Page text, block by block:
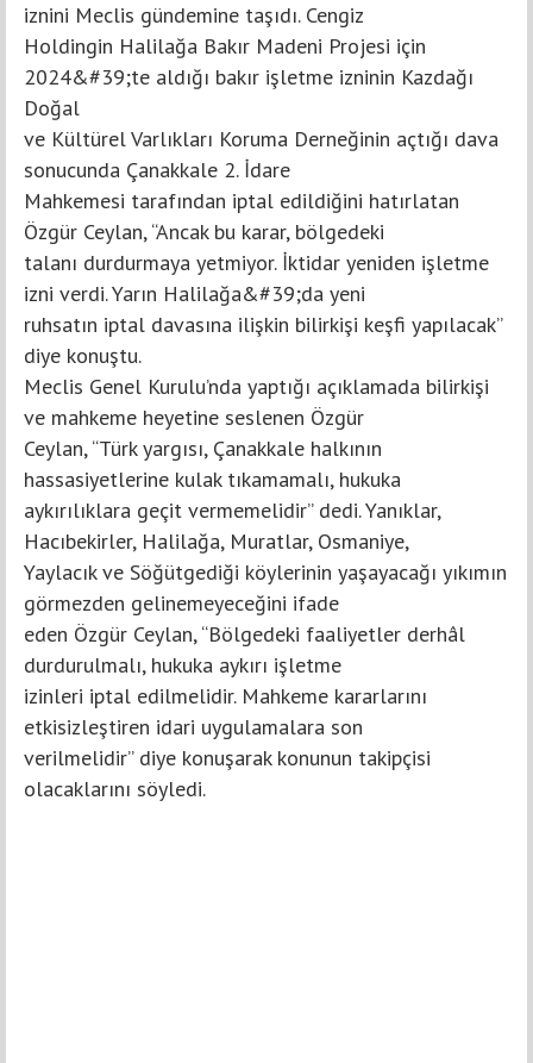
iznini Meclis gündemine taşıdı. Cengiz
Holdingin Halilağa Bakır Madeni Projesi için
2024&#39;te aldığı bakır işletme izninin Kazdağı
Doğal
ve Kültürel Varlıkları Koruma Derneğinin açtığı dava
sonucunda Çanakkale 2. İdare
Mahkemesi tarafından iptal edildiğini hatırlatan
Özgür Ceylan, “Ancak bu karar, bölgedeki
talanı durdurmaya yetmiyor. İktidar yeniden işletme
izni verdi. Yarın Halilağa&#39;da yeni
ruhsatın iptal davasına ilişkin bilirkişi keşfi yapılacak”
diye konuştu.
Meclis Genel Kurulu’nda yaptığı açıklamada bilirkişi
ve mahkeme heyetine seslenen Özgür
Ceylan, “Türk yargısı, Çanakkale halkının
hassasiyetlerine kulak tıkamamalı, hukuka
aykırılıklara geçit vermemelidir” dedi. Yanıklar,
Hacıbekirler, Halilağa, Muratlar, Osmaniye,
Yaylacık ve Söğütgediği köylerinin yaşayacağı yıkımın
görmezden gelinemeyeceğini ifade
eden Özgür Ceylan, “Bölgedeki faaliyetler derhâl
durdurulmalı, hukuka aykırı işletme
izinleri iptal edilmelidir. Mahkeme kararlarını
etkisizleştiren idari uygulamalara son
verilmelidir” diye konuşarak konunun takipçisi
olacaklarını söyledi.